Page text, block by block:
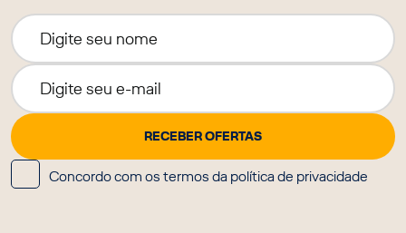
Concordo com os termos da política de privacidade